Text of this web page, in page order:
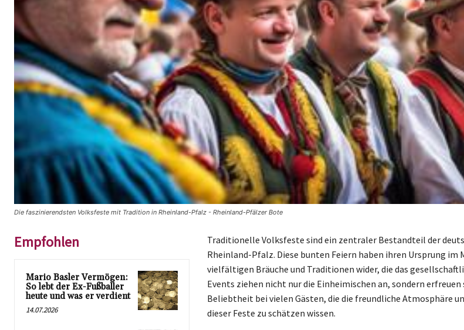
Die faszinierendsten Volksfeste mit Tradition in Rheinland-Pfalz - Rheinland-Pfälzer Bote
Empfohlen
Mario Basler Vermögen:
So lebt der Ex-Fußballer
heute und was er verdient
14.07.2026
Traditionelle Volksfeste sind ein zentraler Bestandteil der
Rheinland-Pfalz. Diese bunten Feiern haben ihren Ursprung
vielfältigen Bräuche und Traditionen wider, die das
Events ziehen nicht nur die Einheimischen an, sondern erfreuen
Beliebtheit bei vielen Gästen, die die freundliche Atmosphäre
dieser Feste zu schätzen wissen.